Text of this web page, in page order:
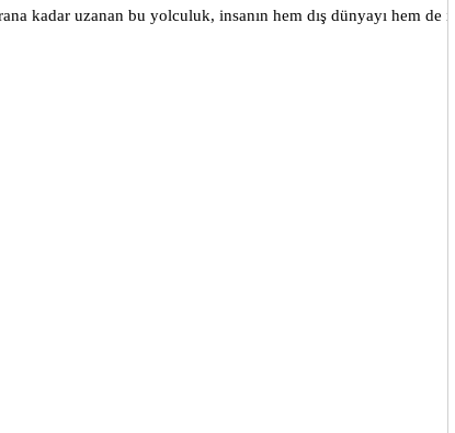
kadar uzanan bu yolculuk, insanın hem dış dünyayı hem de